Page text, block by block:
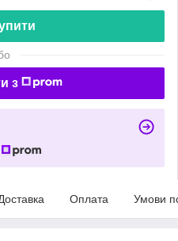
з
Оплата Умови